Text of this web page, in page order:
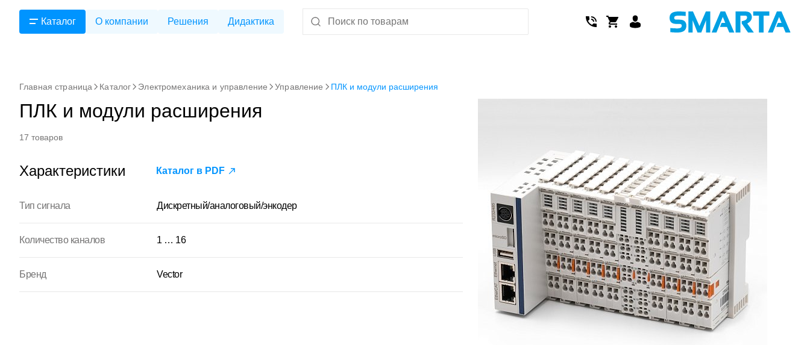
Каталог О компании Решения Дидактика
Главная страница Каталог Электромеханика и управление Управление ПЛК и модули расширения
ПЛК и модули расширения
17 товаров
Характеристики Каталог в PDF
Тип сигнала Дискретный/аналоговый/энкодер
Количество каналов 1 … 16
Бренд Vector